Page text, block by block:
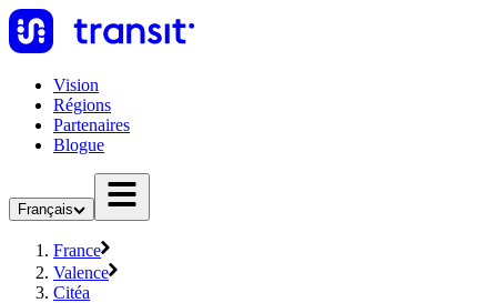
Vision
Régions
Partenaires
Blogue
Français
France
Valence
Citéa